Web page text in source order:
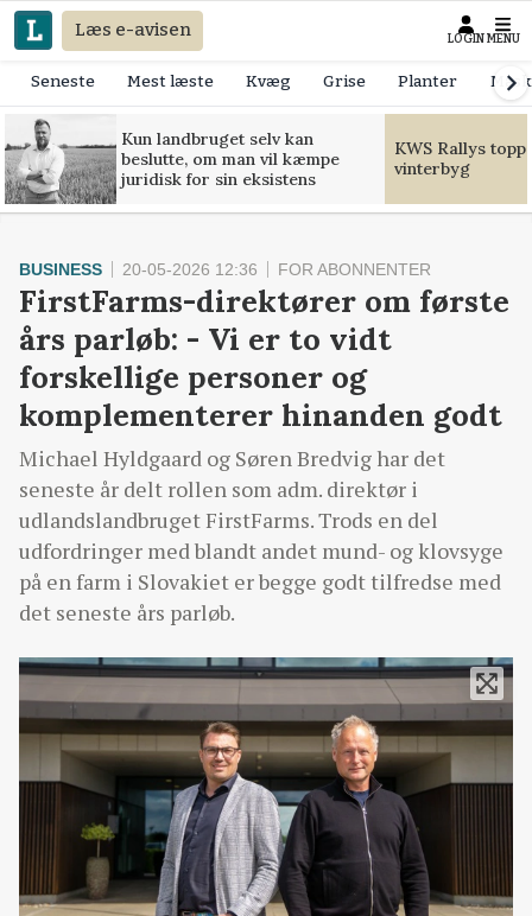
Læs e-avisen LOGIN MENU
Seneste Mest læste Kvæg Grise Planter
Kun landbruget selv kan
beslutte, om man vil kæmpe
juridisk for sin eksistens
KWS Rallys
vinterbyg
BUSINESS 20-05-2026 12:36 FOR ABONNENTER
FirstFarms-direktører om første
års parløb: - Vi er to vidt
forskellige personer og
komplementerer hinanden godt
Michael Hyldgaard og Søren Bredvig har det
seneste år delt rollen som adm. direktør i
udlandslandbruget FirstFarms. Trods en del
udfordringer med blandt andet mund- og klovsyge
på en farm i Slovakiet er begge godt tilfredse med
det seneste års parløb.